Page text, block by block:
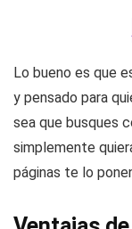
Lo bueno es que
y pensado para
sea que busques
simplemente
páginas te lo